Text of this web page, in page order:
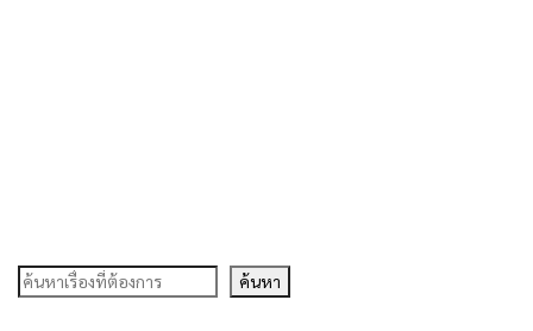
ค้นหา ค้นหา